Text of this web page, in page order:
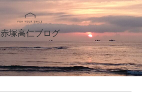
赤塚高仁ブログ